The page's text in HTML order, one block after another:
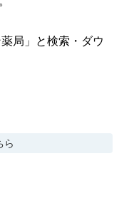
局」と検索・ダウ
ら